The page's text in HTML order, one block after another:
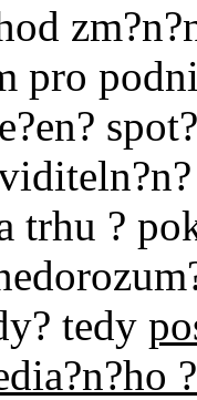
pro
trhu ?
tedy